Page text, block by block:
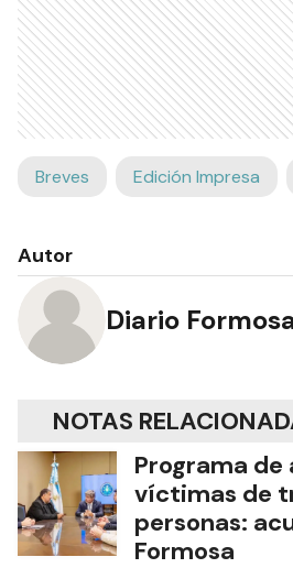
Breves Edición Impresa
Autor
Diario
NOTAS
Programa
víctimas de
personas:
Formosa